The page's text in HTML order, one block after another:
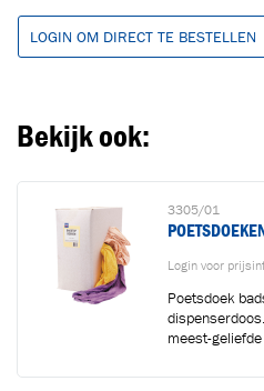
LOGIN OM DIRECT TE BESTELLEN
Bekijk ook:
3305/01
Login voor
Poetsdoek
meest-